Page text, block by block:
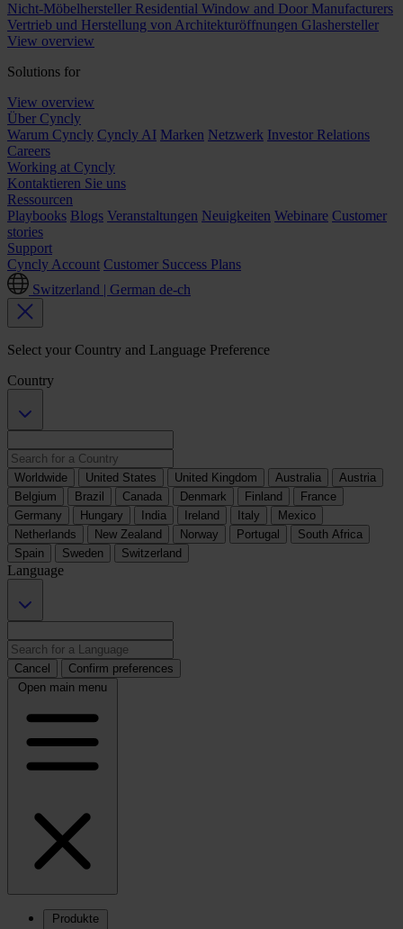
Nicht-Möbelhersteller Residential Window and Door Manufacturers
Vertrieb und Herstellung von Architekturöffnungen Glashersteller
View overview
Solutions for
View overview
Über Cyncly
Warum Cyncly Cyncly AI Marken Netzwerk Investor Relations
Careers
Working at Cyncly
Kontaktieren Sie uns
Ressourcen
Playbooks Blogs Veranstaltungen Neuigkeiten Webinare Customer
stories
Support
Cyncly Account Customer Success Plans
Switzerland | German de-ch
Select your Country and Language Preference
Country
Worldwide United States United Kingdom Australia
Austria
Belgium
Brazil Canada Denmark Finland
France
Germany
Hungary India Ireland Italy
Mexico
Netherlands
New Zealand Norway Portugal
South Africa
Spain
Sweden Switzerland
Language
Cancel
Confirm preferences
Open main menu
Produkte